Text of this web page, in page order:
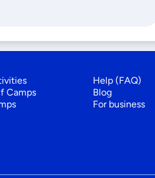
Camps
Help (FAQ)
Blog
For business